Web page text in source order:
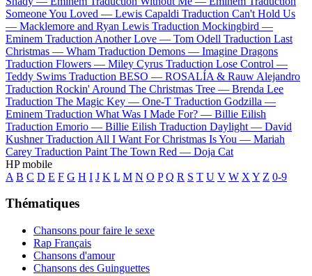
Someone You Loved — Lewis Capaldi Traduction Can't Hold Us
— Macklemore and Ryan Lewis Traduction Mockingbird —
Eminem Traduction Another Love — Tom Odell Traduction Last
Christmas — Wham Traduction Demons — Imagine Dragons
Traduction Flowers — Miley Cyrus Traduction Lose Control —
Teddy Swims Traduction BESO — ROSALÍA & Rauw Alejandro
Traduction Rockin' Around The Christmas Tree — Brenda Lee
Traduction The Magic Key — One-T Traduction Godzilla —
Eminem Traduction What Was I Made For? — Billie Eilish
Traduction Emorio — Billie Eilish Traduction Daylight — David
Kushner Traduction All I Want For Christmas Is You — Mariah
Carey Traduction Paint The Town Red — Doja Cat
HP mobile
A B C D E F G H I J K L M N O P Q R S T U V W X Y Z 0-9
Thématiques
Chansons pour faire le sexe
Rap Français
Chansons d'amour
Chansons des Guinguettes